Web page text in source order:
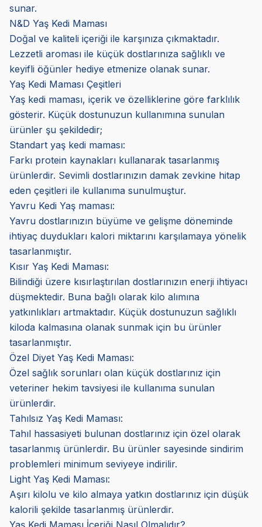
sunar.
N&D Yaş Kedi Maması
Doğal ve kaliteli içeriği ile karşınıza çıkmaktadır.
Lezzetli aroması ile küçük dostlarınıza sağlıklı ve
keyifli öğünler hediye etmenize olanak sunar.
Yaş Kedi Maması Çeşitleri
Yaş kedi maması, içerik ve özelliklerine göre farklılık
gösterir. Küçük dostunuzun kullanımına sunulan
ürünler şu şekildedir;
Standart yaş kedi maması:
Farkı protein kaynakları kullanarak tasarlanmış
ürünlerdir. Sevimli dostlarınızın damak zevkine hitap
eden çeşitleri ile kullanıma sunulmuştur.
Yavru Kedi Yaş maması:
Yavru dostlarınızın büyüme ve gelişme döneminde
ihtiyaç duydukları kalori miktarını karşılamaya yönelik
tasarlanmıştır.
Kısır Yaş Kedi Maması:
Bilindiği üzere kısırlaştırılan dostlarınızın enerji ihtiyacı
düşmektedir. Buna bağlı olarak kilo alımına
yatkınlıkları artmaktadır. Küçük dostunuzun sağlıklı
kiloda kalmasına olanak sunmak için bu ürünler
tasarlanmıştır.
Özel Diyet Yaş Kedi Maması:
Özel sağlık sorunları olan küçük dostlarınız için
veteriner hekim tavsiyesi ile kullanıma sunulan
ürünlerdir.
Tahılsız Yaş Kedi Maması:
Tahıl hassasiyeti bulunan dostlarınız için özel olarak
tasarlanmış ürünlerdir. Bu ürünler sayesinde sindirim
problemleri minimum seviyeye indirilir.
Light Yaş Kedi Maması:
Aşırı kilolu ve kilo almaya yatkın dostlarınız için düşük
kalorili şekilde tasarlanmış ürünlerdir.